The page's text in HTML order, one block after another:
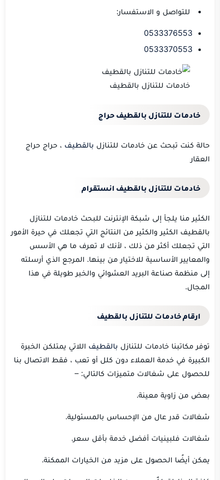
للتواصل و الاستفسار:
0533376553
0533370553
خادمات للتنازل بالقطيف
خادمات للتنازل بالقطيف حراج
حالة كنت تبحث عن خادمات للتنازل بالقطيف ، حراج حراج
العقار
خادمات للتنازل بالقطيف انستقرام
الكثير منا يلجأ إلى شبكة الإنترنت للبحث خادمات للتنازل
بالقطيف الكثير والكثير من النتائج التي تجعلك في حيرة الأمور
التي تجعلك أكثر من ذلك ، لأنك لا تعرف ما هي الأسس
والمعايير الأساسية للاختيار من بينها. المرجع الذي أرسلته
إلى منظمة صناعة البريد العشوائي والخبر طويلة في هذا
المجال.
ارقام خادمات للتنازل بالقطيف
توفر مكاتبنا خادمات للتنازل بالقطيف اللاتي يمتلكن الخبرة
الكبيرة في خدمة العملاء دون كلل أو تعب ، فقط الاتصال بنا
للحصول على شغالات متميزات كالتالي: –
بعض من زاوية معينة.
شغالات قدر عال من الإحساس بالمسئولية.
شغالات فلبينيات أفضل خدمة بأقل سعر.
يمكن أيضًا الحصول على مزيد من الخيارات الممكنة.